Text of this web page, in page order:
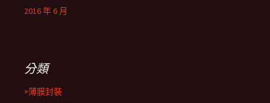
2016 年 6 月
分類
×薄膜封裝